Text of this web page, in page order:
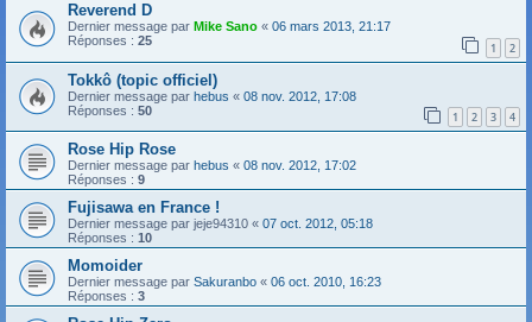
Reverend D
Dernier message par Mike Sano « 06 mars 2013, 21:17
Réponses : 25 1 2
Tokkô (topic officiel)
Dernier message par hebus « 08 nov. 2012, 17:08
Réponses : 50 1 2 3 4
Rose Hip Rose
Dernier message par hebus « 08 nov. 2012, 17:02
Réponses : 9
Fujisawa en France !
Dernier message par jeje94310 « 07 oct. 2012, 05:18
Réponses : 10
Momoider
Dernier message par Sakuranbo « 06 oct. 2010, 16:23
Réponses : 3